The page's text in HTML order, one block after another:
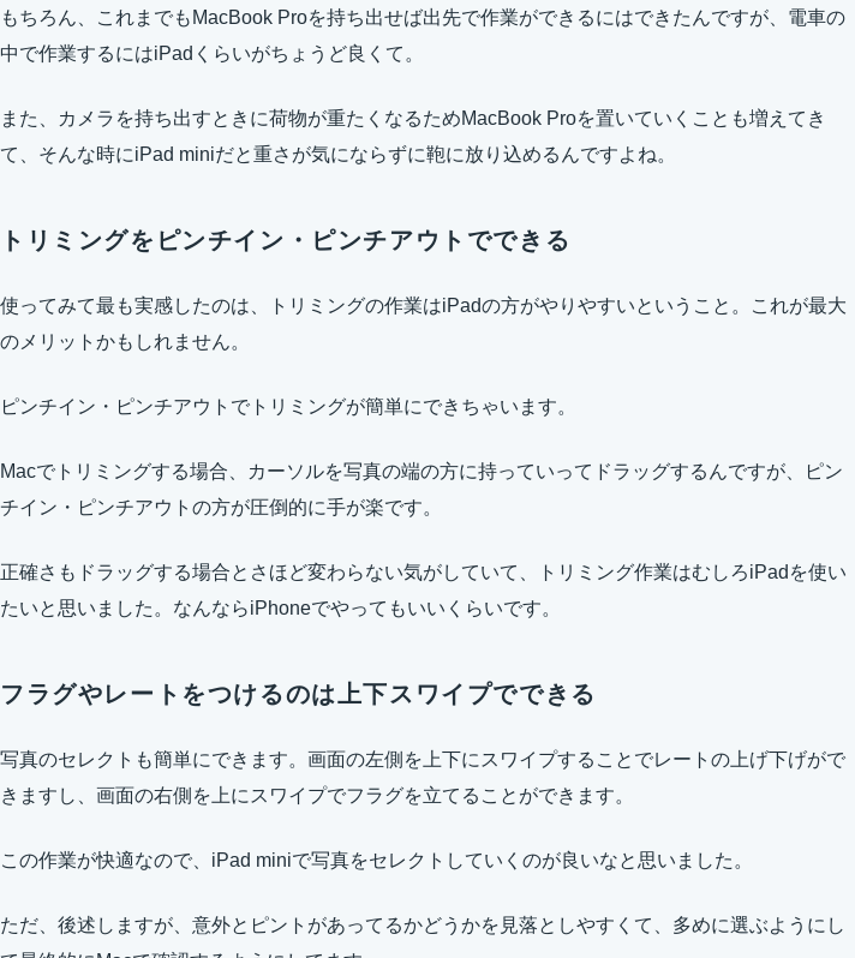
もちろん、これまでもMacBook Proを持ち出せば出先で作業ができるにはできたんですが、電車の
中で作業するにはiPadくらいがちょうど良くて。
また、カメラを持ち出すときに荷物が重たくなるためMacBook Proを置いていくことも増えてき
て、そんな時にiPad miniだと重さが気にならずに鞄に放り込めるんですよね。
トリミングをピンチイン・ピンチアウトでできる
使ってみて最も実感したのは、トリミングの作業はiPadの方がやりやすいということ。これが最大
のメリットかもしれません。
ピンチイン・ピンチアウトでトリミングが簡単にできちゃいます。
Macでトリミングする場合、カーソルを写真の端の方に持っていってドラッグするんですが、ピン
チイン・ピンチアウトの方が圧倒的に手が楽です。
正確さもドラッグする場合とさほど変わらない気がしていて、トリミング作業はむしろiPadを使い
たいと思いました。なんならiPhoneでやってもいいくらいです。
フラグやレートをつけるのは上下スワイプでできる
写真のセレクトも簡単にできます。画面の左側を上下にスワイプすることでレートの上げ下げがで
きますし、画面の右側を上にスワイプでフラグを立てることができます。
この作業が快適なので、iPad miniで写真をセレクトしていくのが良いなと思いました。
ただ、後述しますが、意外とピントがあってるかどうかを見落としやすくて、多めに選ぶようにし